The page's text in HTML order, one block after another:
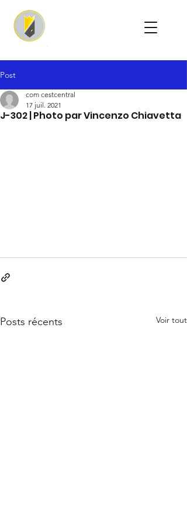
Post
J-302 | Photo par Vincenzo Chiavetta
com cestcentral
17 juil. 2021
Posts récents Voir tout